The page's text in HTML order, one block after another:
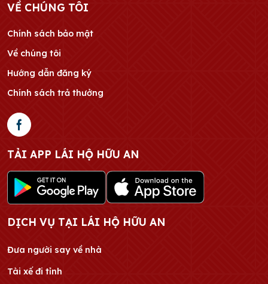
VỀ CHÚNG TÔI
Chính sách bảo mật
Về chúng tôi
Hướng dẫn đăng ký
Chính sách trả thưởng
TẢI APP LÁI HỘ HỮU AN
DỊCH VỤ TẠI LÁI HỘ HỮU AN
Đưa người say về nhà
Tài xế đi tỉnh